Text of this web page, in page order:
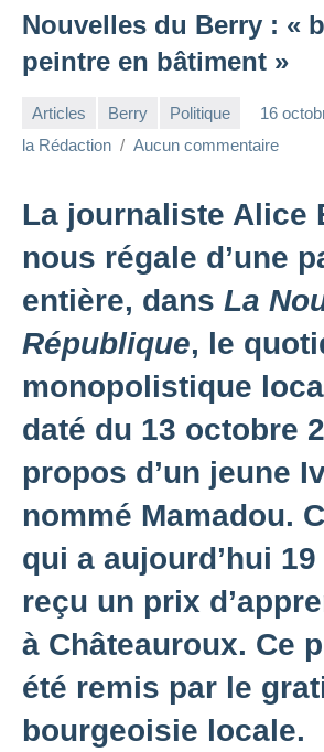
Nouvelles du Berry : «
peintre en bâtiment »
Articles Berry Politique
16
la Rédaction
Aucun commentaire
La journaliste Alice
nous régale d’une
entière, dans La
République, le
monopolistique
daté du 13 octobre
propos d’un jeune
nommé Mamadou.
qui a aujourd’hui
reçu un prix
à Châteauroux. Ce
été remis par le
bourgeoisie locale.